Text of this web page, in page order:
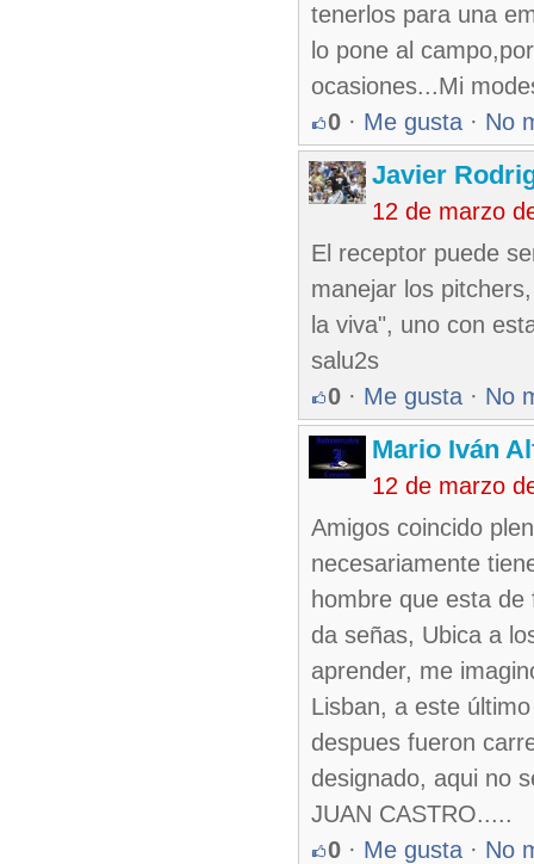
tenerlos para una
lo pone al
ocasiones...Mi
0 · Me gusta · No
Javier
12 de marzo
El receptor puede
manejar los
la viva", uno con
salu2s
0 · Me gusta · No
Mario Iván
12 de marzo
Amigos coincido
necesariamente
hombre que esta
da señas, Ubica a
aprender, me
Lisban, a este
despues fueron
designado, aqui no
JUAN CASTRO.....
0 · Me gusta · No